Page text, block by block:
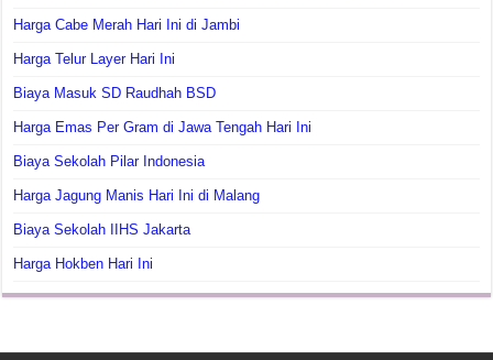
Harga Cabe Merah Hari Ini di Jambi
Harga Telur Layer Hari Ini
Biaya Masuk SD Raudhah BSD
Harga Emas Per Gram di Jawa Tengah Hari Ini
Biaya Sekolah Pilar Indonesia
Harga Jagung Manis Hari Ini di Malang
Biaya Sekolah IIHS Jakarta
Harga Hokben Hari Ini